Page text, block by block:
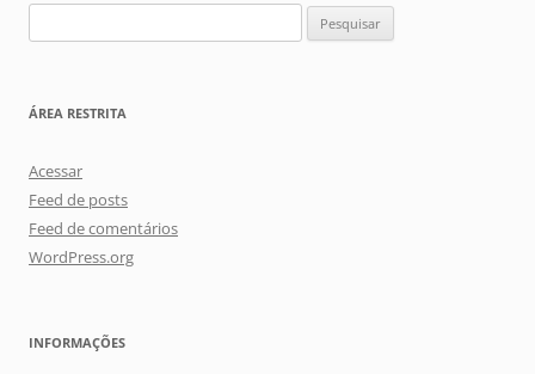
por:
ÁREA RESTRITA
Acessar
Feed de posts
Feed de comentários
WordPress.org
INFORMAÇÕES